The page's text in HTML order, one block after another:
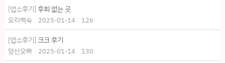
[업소후기] 후회 없는 곳
오리백숙 2025-01-14 126
[업소후기] 크크 후기
양산오빠 2025-01-14 130